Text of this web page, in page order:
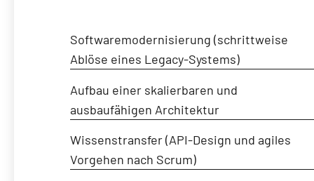
Softwaremodernisierung (schrittweise
Ablöse eines Legacy-Systems)
Aufbau einer skalierbaren und
ausbaufähigen Architektur
Wissenstransfer (API-Design und agiles
Vorgehen nach Scrum)